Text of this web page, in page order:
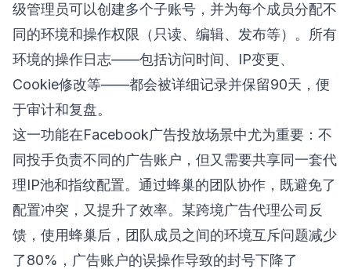
级管理员可以创建多个子账号，并为每个成员分配不
同的环境和操作权限（只读、编辑、发布等）。所有
环境的操作日志——包括访问时间、IP变更、
Cookie修改等——都会被详细记录并保留90天，便
于审计和复盘。
这一功能在Facebook广告投放场景中尤为重要：不
同投手负责不同的广告账户，但又需要共享同一套代
理IP池和指纹配置。通过蜂巢的团队协作，既避免了
配置冲突，又提升了效率。某跨境广告代理公司反
馈，使用蜂巢后，团队成员之间的环境互斥问题减少
了80%，广告账户的误操作导致的封号下降了